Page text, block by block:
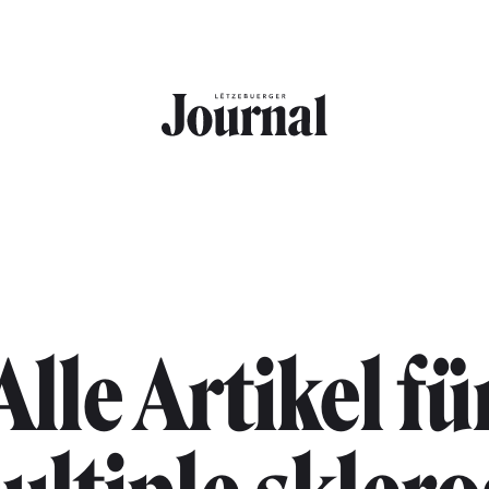
Artikel